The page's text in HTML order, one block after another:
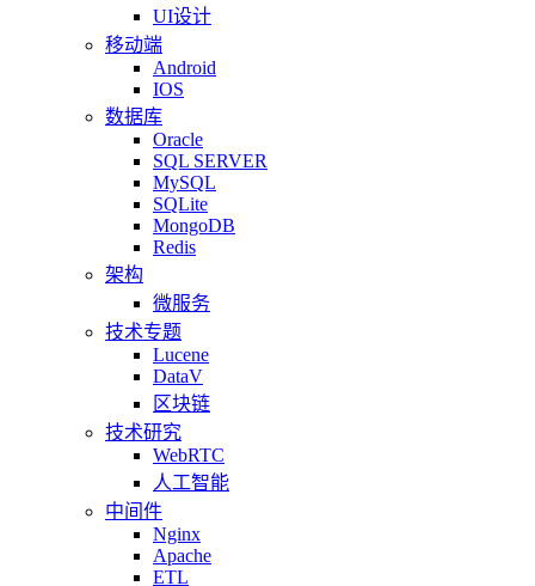
UI设计
移动端
Android
IOS
数据库
Oracle
SQL SERVER
MySQL
SQLite
MongoDB
Redis
架构
微服务
技术专题
Lucene
DataV
区块链
技术研究
WebRTC
人工智能
中间件
Nginx
Apache
ETL